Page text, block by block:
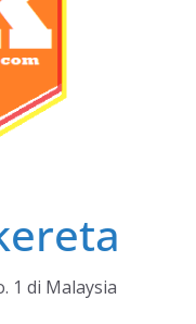
1 di Malaysia